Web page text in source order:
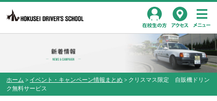
在校生の方アクセス
ホーム > イベント・キャンペーン情報まとめ > クリスマス限定 自販機ドリン
ク無料サービス